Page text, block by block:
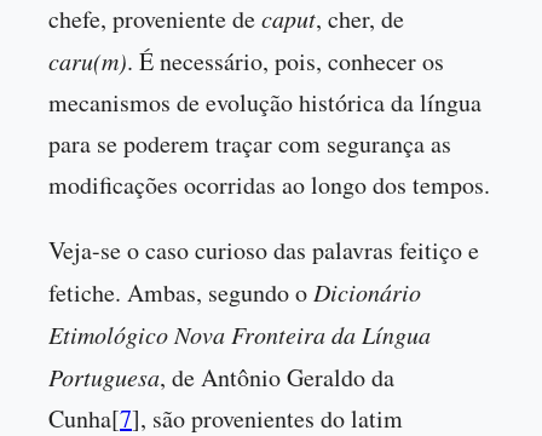
chefe, proveniente decaput, cher, de
caru(m). É necessário, pois, conhecer os
mecanismos de evolução histórica da língua
para se poderem traçar com segurança as
modificações ocorridas ao longo dos tempos.
Veja-se o caso curioso das palavras feitiço e
fetiche. Ambas, segundo o Dicionário
Etimológico Nova Fronteira da Língua
Portuguesa, de Antônio Geraldo da
Cunha[7], são provenientes do latim